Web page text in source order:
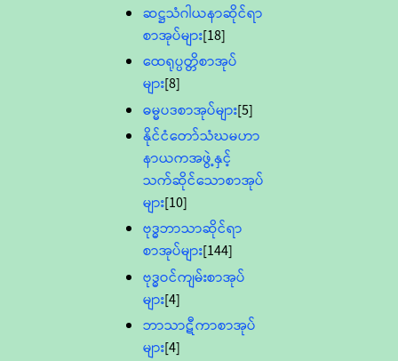
ဆဋ္ဌသံဂါယနာဆိုင်ရာ
စာအုပ်များ[18]
ထေရုပ္ပတ္တိစာအုပ်
များ[8]
ဓမ္မပဒစာအုပ်များ[5]
နိုင်ငံတော်သံဃမဟာ
နာယကအဖွဲ့နှင့်
သက်ဆိုင်သောစာအုပ်
များ[10]
ဗုဒ္ဓဘာသာဆိုင်ရာ
စာအုပ်များ[144]
ဗုဒ္ဓဝင်ကျမ်းစာအုပ်
များ[4]
ဘာသာဋီကာစာအုပ်
များ[4]